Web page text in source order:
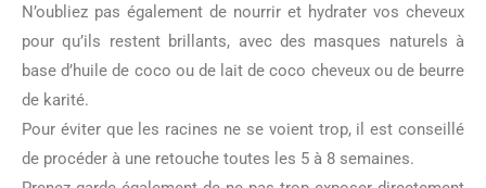
N’oubliez pas également de nourrir et hydrater vos cheveux
pour qu’ils restent brillants, avec des masques naturels à
base d’huile de coco ou de lait de coco cheveux ou de beurre
de karité.
Pour éviter que les racines ne se voient trop, il est conseillé
de procéder à une retouche toutes les 5 à 8 semaines.